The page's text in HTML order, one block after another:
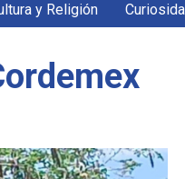
y Religión